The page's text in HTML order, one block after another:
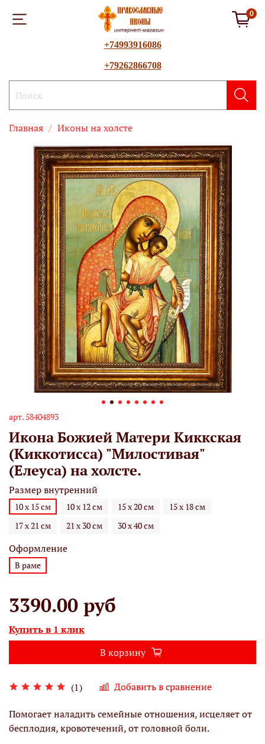
0
+74993916086
+79262866708
Главная Иконы на холсте
арт. 58404893
Икона Божией Матери Киккская
(Киккотисса) "Милостивая"
(Елеуса) на холсте.
(1) Добавить в сравнение
Размер внутренний
10 х 15 см 10 х 12 см 15 х 20 см
15 х 18 см
17 х 21 см
21 х 30 см 30 х 40 см
Оформление
В раме
3390.00 руб
Купить в 1 клик
В корзину
Помогает наладить семейные отношения, исцеляет от
бесплодия, кровотечений, от головной боли.